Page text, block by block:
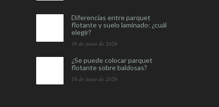
Diferencias entre parquet
flotante y suelo laminado: ¿cuál
elegir?
16 de junio de 2026
¿Se puede colocar parquet
flotante sobre baldosas?
16 de junio de 2026